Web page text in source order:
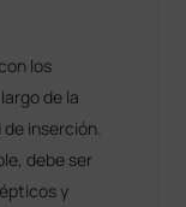
los
de la
inserción.
debe ser
y